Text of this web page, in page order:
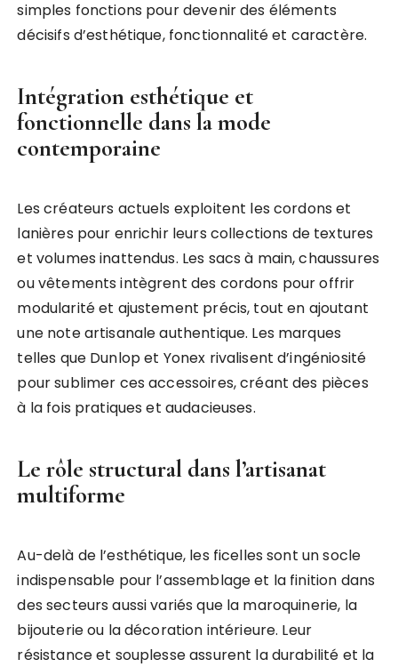
simples fonctions pour devenir des éléments
décisifs d’esthétique, fonctionnalité et caractère.
Intégration esthétique et
fonctionnelle dans la mode
contemporaine
Les créateurs actuels exploitent les cordons et
lanières pour enrichir leurs collections de textures
et volumes inattendus. Les sacs à main, chaussures
ou vêtements intègrent des cordons pour offrir
modularité et ajustement précis, tout en ajoutant
une note artisanale authentique. Les marques
telles que Dunlop et Yonex rivalisent d’ingéniosité
pour sublimer ces accessoires, créant des pièces
à la fois pratiques et audacieuses.
Le rôle structural dans l’artisanat
multiforme
Au-delà de l’esthétique, les ficelles sont un socle
indispensable pour l’assemblage et la finition dans
des secteurs aussi variés que la maroquinerie, la
bijouterie ou la décoration intérieure. Leur
résistance et souplesse assurent la durabilité et la